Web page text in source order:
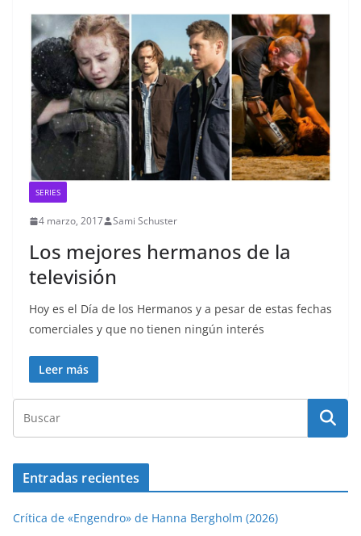
SERIES
4 marzo, 2017 Sami Schuster
Los mejores hermanos de la
televisión
Hoy es el Día de los Hermanos y a pesar de estas fechas
comerciales y que no tienen ningún interés
Leer más
Entradas recientes
Crítica de «Engendro» de Hanna Bergholm (2026)